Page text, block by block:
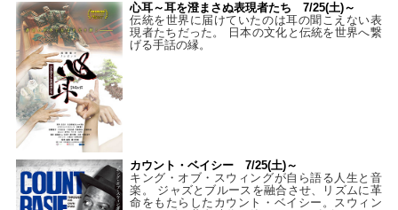
心耳～耳を澄まさぬ表現者たち 7/25(土)～
伝統を世界に届けていたのは耳の聞こえない表
現者たちだった。 日本の文化と伝統を世界へ繋
げる手話の縁。
カウント・ベイシー 7/25(土)～
キング・オブ・スウィングが自ら語る人生と音
楽。 ジャズとブルースを融合させ、リズムに革
命をもたらしたカウント・ベイシー。スウィン